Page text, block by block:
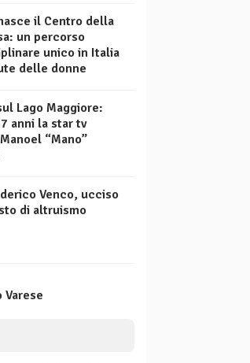
il Centro della
un percorso
unico in Italia
delle donne
Lago Maggiore:
anni la star tv
“Mano”
Venco, ucciso
di altruismo
Varese